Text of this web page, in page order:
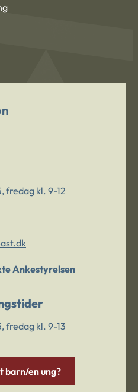
fredag kl. 9-12
Ankestyrelsen
fredag kl. 9-13
barn/en ung?